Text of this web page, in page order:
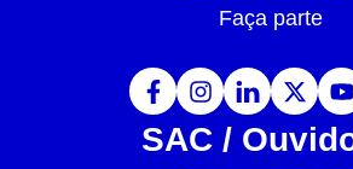
Faça parte
SAC /